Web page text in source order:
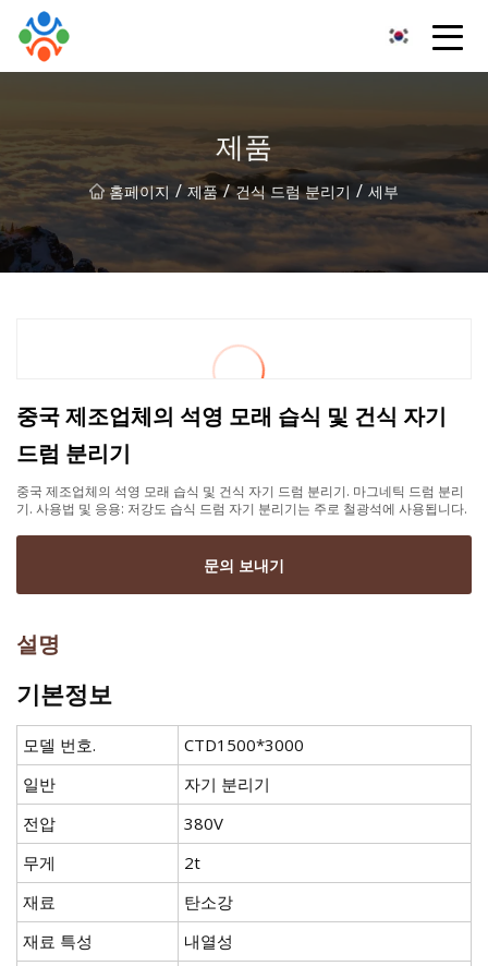
제품
홈페이지 / 제품 / 건식 드럼 분리기 / 세부
중국 제조업체의 석영 모래 습식 및 건식 자기
드럼 분리기
중국 제조업체의 석영 모래 습식 및 건식 자기 드럼 분리기. 마그네틱 드럼 분리
기. 사용법 및 응용: 저강도 습식 드럼 자기 분리기는 주로 철광석에 사용됩니다.
문의 보내기
설명
기본정보
모델 번호.
CTD1500*3000
일반
자기 분리기
전압
380V
무게
2t
재료
탄소강
재료 특성
내열성